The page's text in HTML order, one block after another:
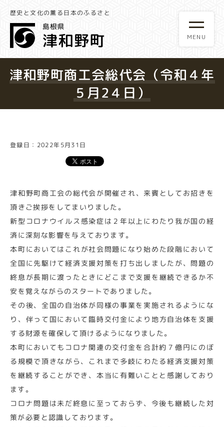
歴史と文化の薫る日本のふるさと
津和野町商工会総代会（令和４年
５月2４日）
登録日：2022年5月31日
津和野町商工会の総代会が開催され、来賓としてお招きを
頂きご挨拶をしてまいりました。
新型コロナウイルス感染症は２年以上にわたり我が国の経
済に深刻な影響を与えております。
本町においてはこれが社会問題になり始めた段階において
全国に先駆けて経済支援対策を打ち出しましたが、問題の
終息が長期に渡ったときにどこまで支援を継続できるか不
安を覚えながらのスタートでありました。
その後、全国の自治体が同様の事業を実施されるようにな
り、伴って国において臨時交付金により地方自治体を支援
する財源を確保して頂けるようになりました。
本町においてもコロナ関連の交付金を合計約７億円にのぼ
る規模で頂きながら、これまで多岐にわたる経済支援対策
を継続することができ、本当に有難いことと感謝しており
ます。
コロナ問題は未だ終息に至っておらず、今後も継続した対
策が必要と認識しております。